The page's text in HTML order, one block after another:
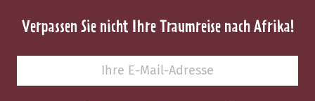
Verpassen Sie nicht Ihre Traumreise nach Afrika!